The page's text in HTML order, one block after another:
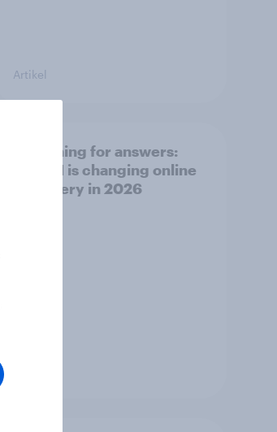
Artikel
Searching for answers:
How AI is changing online
discovery in 2026